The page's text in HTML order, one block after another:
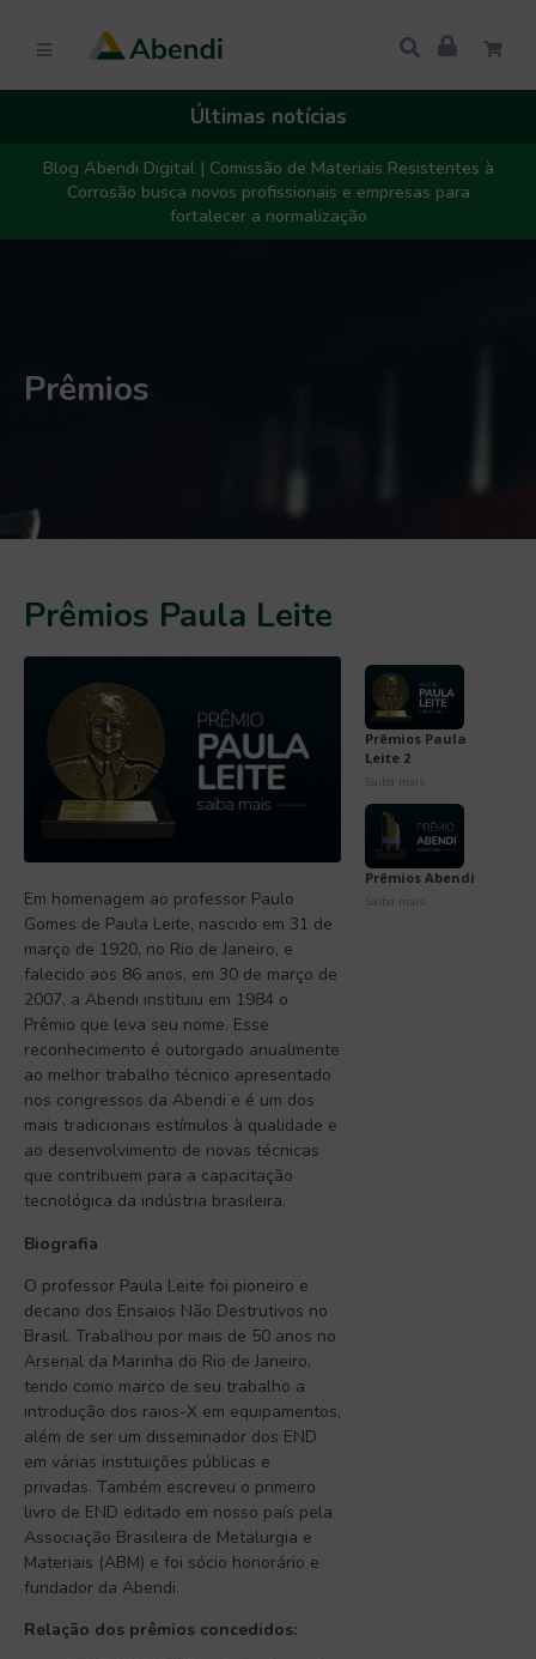
Últimas notícias
Blog Abendi Digital | Comissão de Materiais Resistentes à
Corrosão busca novos profissionais e empresas para
fortalecer a normalização
Prêmios
Prêmios Paula Leite
Em homenagem ao professor Paulo
Gomes de Paula Leite, nascido em 31 de
março de 1920, no Rio de Janeiro, e
falecido aos 86 anos, em 30 de março de
2007, a Abendi instituiu em 1984 o
Prêmio que leva seu nome. Esse
reconhecimento é outorgado anualmente
ao melhor trabalho técnico apresentado
nos congressos da Abendi e é um dos
mais tradicionais estímulos à qualidade e
ao desenvolvimento de novas técnicas
que contribuem para a capacitação
tecnológica da indústria brasileira.
Biografia
O professor Paula Leite foi pioneiro e
decano dos Ensaios Não Destrutivos no
Brasil. Trabalhou por mais de 50 anos no
Arsenal da Marinha do Rio de Janeiro,
tendo como marco de seu trabalho a
introdução dos raios-X em equipamentos,
além de ser um disseminador dos END
em várias instituições públicas e
privadas. Também escreveu o primeiro
livro de END editado em nosso país pela
Associação Brasileira de Metalurgia e
Materiais (ABM) e foi sócio honorário e
fundador da Abendi.
Relação dos prêmios concedidos:
Prêmios Paula
Leite 2
Saiba mais
Prêmios Abendi
Saiba mais